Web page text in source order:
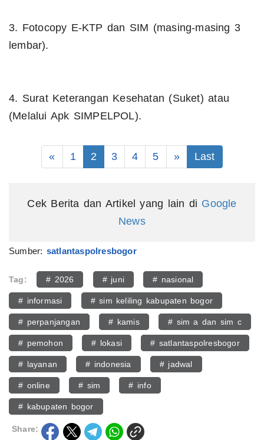
3. Fotocopy E-KTP dan SIM (masing-masing 3
lembar).
4. Surat Keterangan Kesehatan (Suket) atau
(Melalui Apk SIMPELPOL).
« 1 2 3 4 5 » Last
Cek Berita dan Artikel yang lain di Google
News
Sumber: satlantaspolresbogor
Tag: # 2026 # juni # nasional
# informasi # sim keliling kabupaten bogor
# perpanjangan # kamis # sim a dan sim c
# pemohon # lokasi # satlantaspolresbogor
# layanan # indonesia # jadwal
# online # sim # info
# kabupaten bogor
Share: